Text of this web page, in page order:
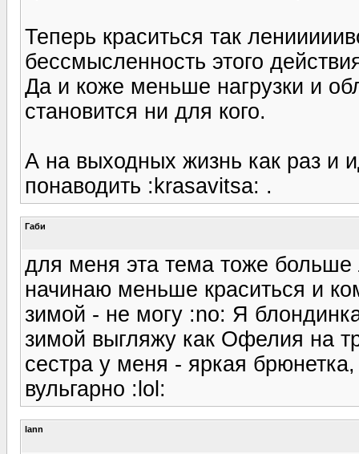
Теперь краситься так
бессмысленность этого
Да и коже меньше нагрузки и
становится ни для кого.
А на выходных жизнь как раз и
понаводить :krasavitsa: .
Габи
для меня эта тема тоже больше
начинаю меньше краситься и
зимой - не могу :no: Я
зимой выгляжу как Офелия на
сестра у меня - яркая
вульгарно :lol:
lann